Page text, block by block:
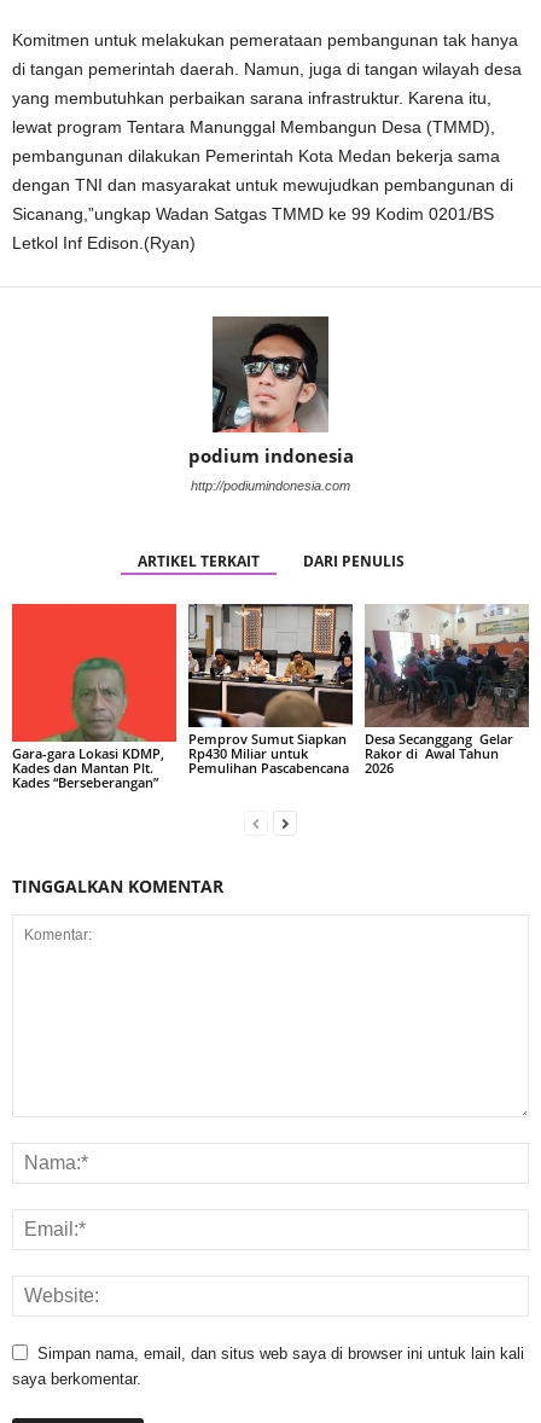
Komitmen untuk melakukan pemerataan pembangunan tak hanya
di tangan pemerintah daerah. Namun, juga di tangan wilayah desa
yang membutuhkan perbaikan sarana infrastruktur. Karena itu,
lewat program Tentara Manunggal Membangun Desa (TMMD),
pembangunan dilakukan Pemerintah Kota Medan bekerja sama
dengan TNI dan masyarakat untuk mewujudkan pembangunan di
Sicanang,”ungkap Wadan Satgas TMMD ke 99 Kodim 0201/BS
Letkol Inf Edison.(Ryan)
podium indonesia
http://podiumindonesia.com
ARTIKEL TERKAIT DARI PENULIS
Gara-gara Lokasi KDMP,
Kades dan Mantan Plt.
Kades “Berseberangan”
Pemprov Sumut Siapkan
Rp430 Miliar untuk
Pemulihan Pascabencana
Desa Secanggang Gelar
Rakor di Awal Tahun
2026
TINGGALKAN KOMENTAR
Simpan nama, email, dan situs web saya di browser ini untuk lain kali
saya berkomentar.